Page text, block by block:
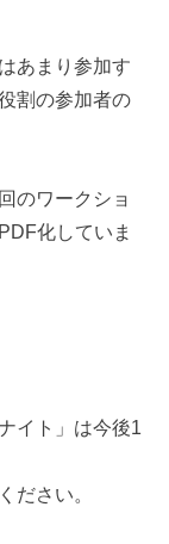
あまり参加す
割の参加者の
のワークショ
化していま
イト」は今後1
ださい。